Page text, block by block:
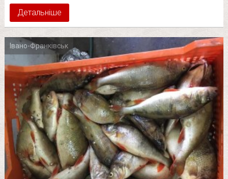
Детальніше
Івано-Франківськ